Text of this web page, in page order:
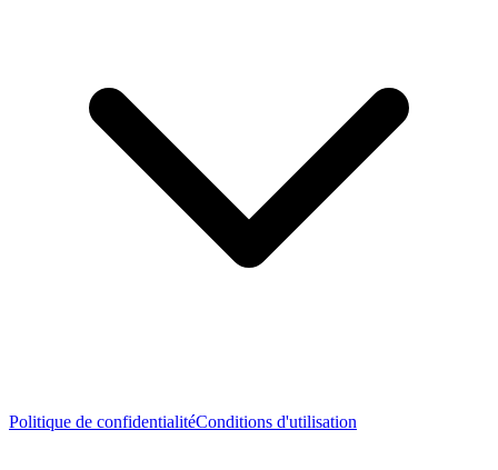
Politique de confidentialitéConditions d'utilisation